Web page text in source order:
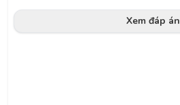
Xem đáp án